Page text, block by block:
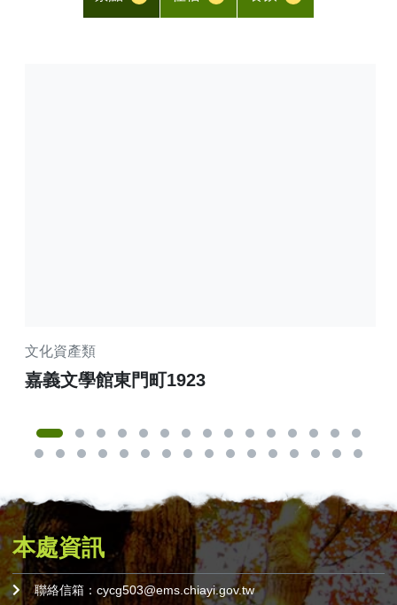
文化資產類
嘉義文學館東門町1923
本處資訊
聯絡信箱：cycg503@ems.chiayi.gov.tw